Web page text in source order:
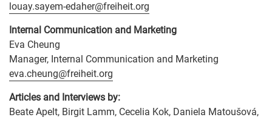
louay.sayem-edaher@freiheit.org
Internal Communication and Marketing
Eva Cheung
Manager, Internal Communication and Marketing
eva.cheung@freiheit.org
Articles and Interviews by:
Beate Apelt, Birgit Lamm, Cecelia Kok, Daniela Matoušová,